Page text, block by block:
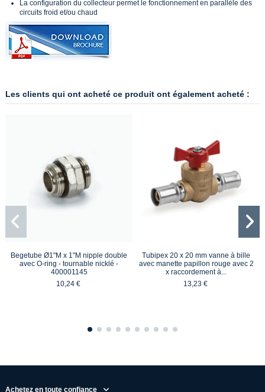
La configuration du collecteur permet le fonctionnement en parallèle des
circuits froid et/ou chaud
Les clients qui ont acheté ce produit ont également acheté :
Begetube Ø1"M x 1"M nipple double
avec O-ring - tournable nicklé -
400001145
10,24 €
Tubipex 20 x 20 mm vanne à bille
avec manette papillon rouge avec 2
x raccordement à...
13,23 €
Achetez en toute confiance